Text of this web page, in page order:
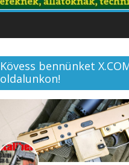
Kövess bennünket
oldalunkon!